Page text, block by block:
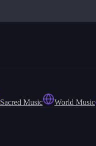
Sacred Music World Music